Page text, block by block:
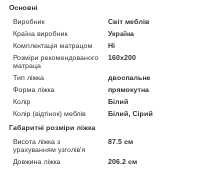
Основні
Виробник
Світ меблів
Країна виробник
Україна
Комплектація матрацом
Ні
Розміри рекомендованого
матраца
160х200
Тип ліжка
двоспальне
Форма ліжка
прямокутна
Колір
Білий
Колір (відтінок) меблів
Білий, Сірий
Габаритні розміри ліжка
Висота ліжка з
урахуванням узголів'я
87.5 см
Довжина ліжка
206.2 см